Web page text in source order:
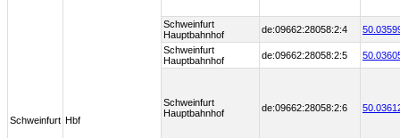
Schweinfurt Hbf
Schweinfurt
Hauptbahnhof
de:09662:28058:2:4
Schweinfurt
Hauptbahnhof
de:09662:28058:2:5
Schweinfurt
Hauptbahnhof
de:09662:28058:2:6